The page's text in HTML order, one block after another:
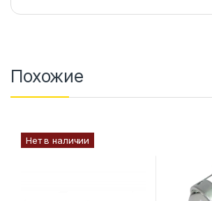
Похожие
Нет в наличии